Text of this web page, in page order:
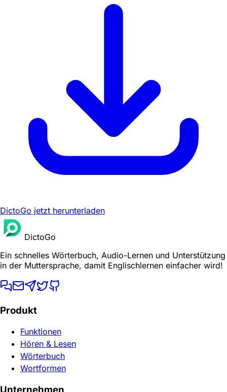
DictoGo jetzt herunterladen
DictoGo
Ein schnelles Wörterbuch, Audio-Lernen und Unterstützung
in der Muttersprache, damit Englischlernen einfacher wird!
Produkt
Funktionen
Hören & Lesen
Wörterbuch
Wortformen